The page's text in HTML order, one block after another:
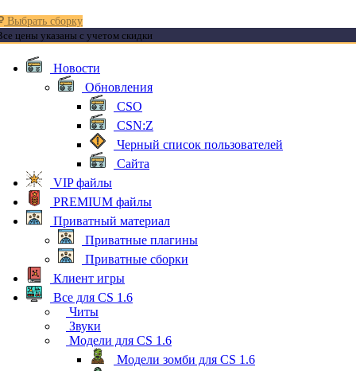
Выбрать сборку
цены указаны с учетом скидки
Новости
Обновления
CSO
CSN:Z
Черный список пользователей
Сайта
VIP файлы
PREMIUM файлы
Приватный материал
Приватные плагины
Приватные сборки
Клиент игры
Все для CS 1.6
Читы
Звуки
Модели для CS 1.6
Модели зомби для CS 1.6